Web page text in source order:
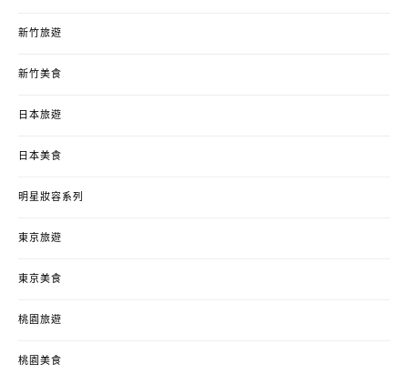
新竹旅遊
新竹美食
日本旅遊
日本美食
明星妝容系列
東京旅遊
東京美食
桃園旅遊
桃園美食